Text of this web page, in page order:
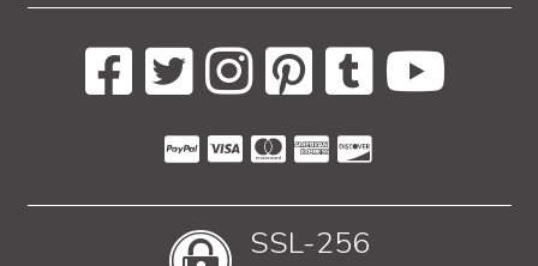
SSL-256